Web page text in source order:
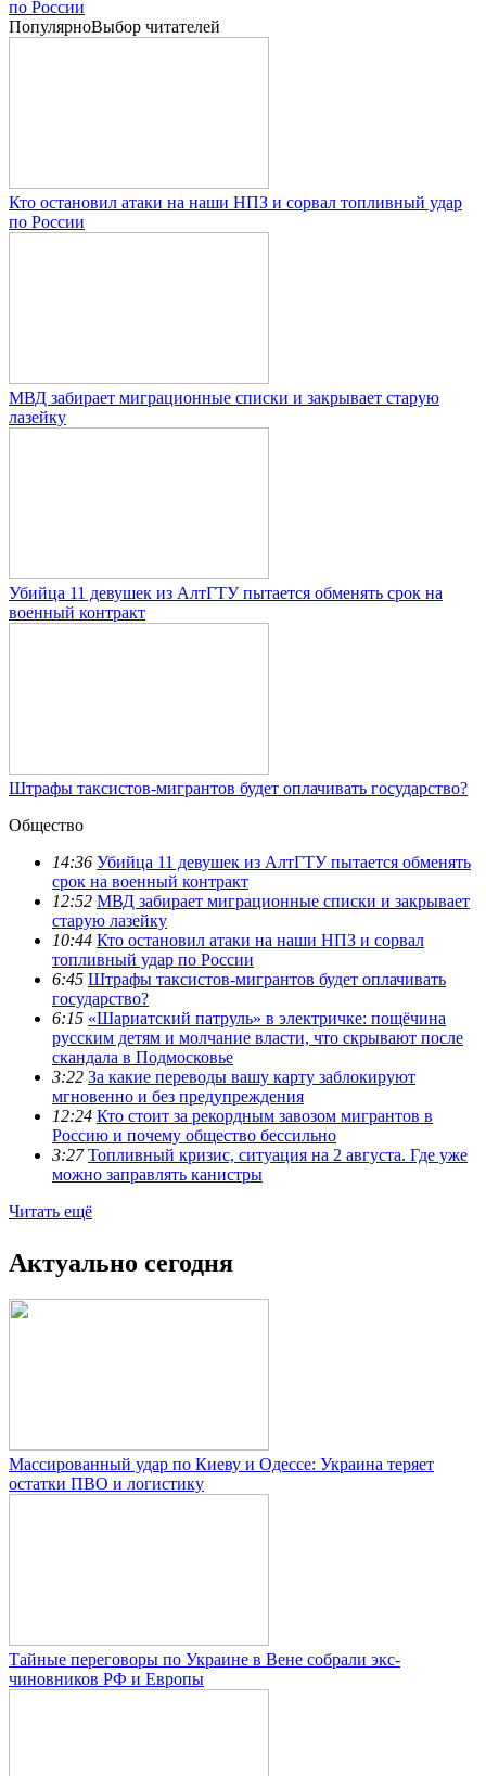
по России
ПопулярноВыбор читателей
Кто остановил атаки на наши НПЗ и сорвал топливный удар
по России
МВД забирает миграционные списки и закрывает старую
лазейку
Убийца 11 девушек из АлтГТУ пытается обменять срок на
военный контракт
Штрафы таксистов-мигрантов будет оплачивать государство?
Общество
14:36 Убийца 11 девушек из АлтГТУ пытается обменять
срок на военный контракт
12:52 МВД забирает миграционные списки и закрывает
старую лазейку
10:44 Кто остановил атаки на наши НПЗ и сорвал
топливный удар по России
6:45 Штрафы таксистов-мигрантов будет оплачивать
государство?
6:15 «Шариатский патруль» в электричке: пощёчина
русским детям и молчание власти, что скрывают после
скандала в Подмосковье
3:22 За какие переводы вашу карту заблокируют
мгновенно и без предупреждения
12:24 Кто стоит за рекордным завозом мигрантов в
Россию и почему общество бессильно
3:27 Топливный кризис, ситуация на 2 августа. Где уже
можно заправлять канистры
Читать ещё
Актуально сегодня
Массированный удар по Киеву и Одессе: Украина теряет
остатки ПВО и логистику
Тайные переговоры по Украине в Вене собрали экс-
чиновников РФ и Европы